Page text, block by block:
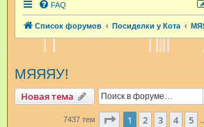
FAQ
Список форумов Посиделки у Кота
МЯЯЯУ!
Новая тема
7437 тем Страница из 149
1 2 3 4 5